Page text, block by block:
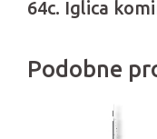
64c. Iglica
Podobne